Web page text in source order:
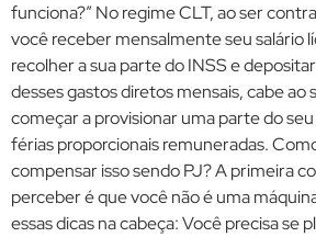
funciona?” No regime CLT, ao ser
você receber mensalmente seu salário
recolher a sua parte do INSS e
desses gastos diretos mensais, cabe
começar a provisionar uma parte do seu
férias proporcionais remuneradas.
compensar isso sendo PJ? A primeira
perceber é que você não é uma
essas dicas na cabeça: Você precisa se